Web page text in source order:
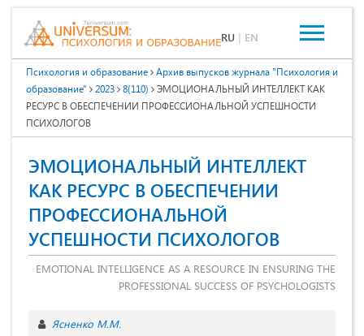
RU | EN
Психология и образование
Архив выпусков журнала "Психология и
образование"
2023 8(110)
ЭМОЦИОНАЛЬНЫЙ ИНТЕЛЛЕКТ КАК
РЕСУРС В ОБЕСПЕЧЕНИИ ПРОФЕССИОНАЛЬНОЙ УСПЕШНОСТИ
ПСИХОЛОГОВ
ЭМОЦИОНАЛЬНЫЙ ИНТЕЛЛЕКТ
КАК РЕСУРС В ОБЕСПЕЧЕНИИ
ПРОФЕССИОНАЛЬНОЙ
УСПЕШНОСТИ ПСИХОЛОГОВ
EMOTIONAL INTELLIGENCE AS A RESOURCE IN ENSURING THE
PROFESSIONAL SUCCESS OF PSYCHOLOGISTS
Ясненко М.М.